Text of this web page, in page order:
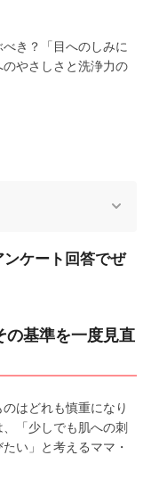
き？「目へのしみに
やさしさと洗浄力の
ケート回答でぜ
の基準を一度見直
はどれも慎重になり
「少しでも肌への刺
い」と考えるママ・